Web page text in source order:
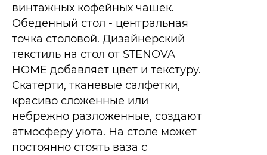
винтажных кофейных чашек.​
Обеденный стол - центральная
точка столовой. Дизайнерский
текстиль на стол от STENOVA
HOME добавляет цвет и текстуру.
Скатерти, тканевые салфетки,
красиво сложенные или
небрежно разложенные, создают
атмосферу уюта. На столе может
постоянно стоять ваза с